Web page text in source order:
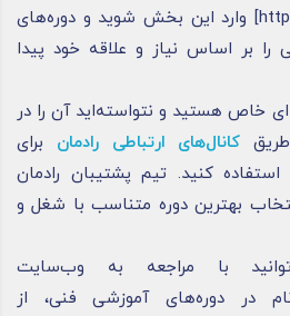
[https://radmaniran.ir/courses] وارد این بخش شوید و دوره‌های
بر اساس نیاز و علاقه خود پیدا
ای خاص هستید و نتواسته‌اید آن را در
کانال‌های ارتباطی رادمان برای
کنید. تیم پشتیبان رادمان
بهترین دوره متناسب با شغل و
با مراجعه به وب‌سایت
در دوره‌های آموزشی فنی، از